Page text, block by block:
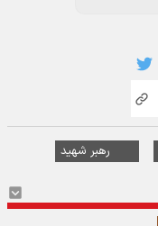
رهبر شهید